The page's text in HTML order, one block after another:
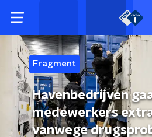
Fragment
Havenbedrijven
medewerkers
vanwege